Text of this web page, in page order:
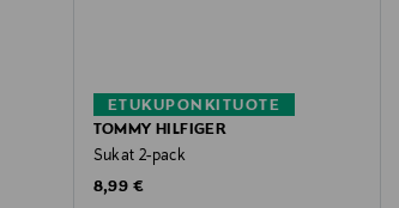
ETUKUPONKITUOTE
TOMMY HILFIGER
Sukat 2-pack
Original Price
8,99 €